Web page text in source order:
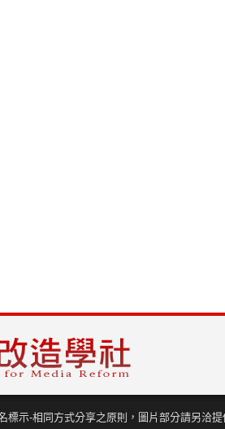
標示-相同方式分享之原則，圖片部分請另洽提